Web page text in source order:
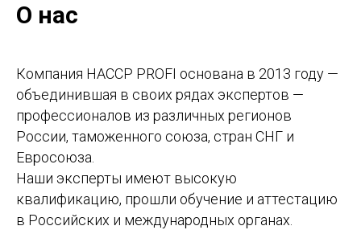
О нас
Компания HACCP PROFI основана в 2013 году —
объединившая в своих рядах экспертов —
профессионалов из различных регионов
России, таможенного союза, стран СНГ и
Евросоюза.
Наши эксперты имеют высокую
квалификацию, прошли обучение и аттестацию
в Российских и международных органах.